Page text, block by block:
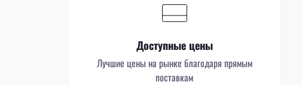
Доступные цены
Лучшие цены на рынке благодаря прямым
поставкам